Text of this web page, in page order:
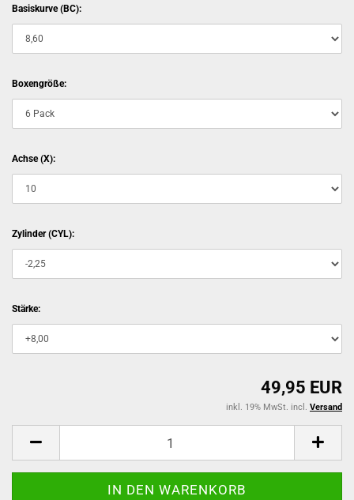
Basiskurve (BC):
Boxengröße:
Achse (X):
Zylinder (CYL):
Stärke:
49,95 EUR
inkl. 19% MwSt. incl. Versand